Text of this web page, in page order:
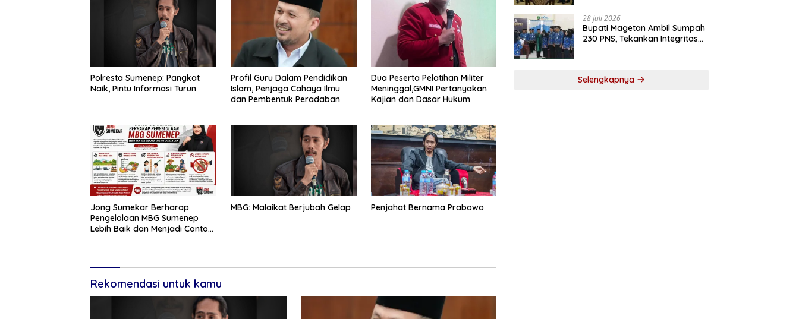
Polresta Sumenep: Pangkat
Naik, Pintu Informasi Turun
Profil Guru Dalam Pendidikan
Islam, Penjaga Cahaya Ilmu
dan Pembentuk Peradaban
Dua Peserta Pelatihan Militer
Meninggal,GMNI Pertanyakan
Kajian dan Dasar Hukum
Jong Sumekar Berharap
Pengelolaan MBG Sumenep
Lebih Baik dan Menjadi Contoh
MBG: Malaikat Berjubah Gelap Penjahat Bernama Prabowo
Rekomendasi untuk kamu
Agenda Prioritas
28 Juli 2026
Bupati Magetan Ambil Sumpah
230 PNS, Tekankan Integritas
Selengkapnya